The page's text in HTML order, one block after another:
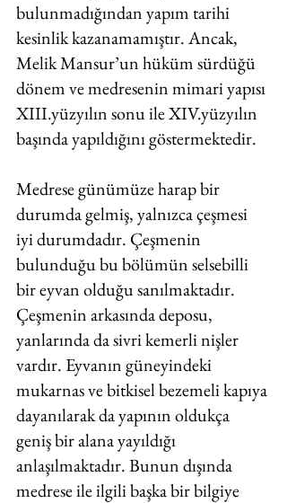
bulunmadığından yapım tarihi
kesinlik kazanamamıştır. Ancak,
Melik Mansur’un hüküm sürdüğü
dönem ve medresenin mimari yapısı
XIII.yüzyılın sonu ile XIV.yüzyılın
başında yapıldığını göstermektedir.
Medrese günümüze harap bir
durumda gelmiş, yalnızca çeşmesi
iyi durumdadır. Çeşmenin
bulunduğu bu bölümün selsebilli
bir eyvan olduğu sanılmaktadır.
Çeşmenin arkasında deposu,
yanlarında da sivri kemerli nişler
vardır. Eyvanın güneyindeki
mukarnas ve bitkisel bezemeli kapıya
dayanılarak da yapının oldukça
geniş bir alana yayıldığı
anlaşılmaktadır. Bunun dışında
medrese ile ilgili başka bir bilgiye